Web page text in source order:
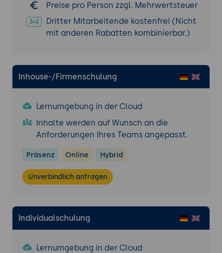
Preise pro Person zzgl. Mehrwertsteuer
Dritter Mitarbeitende kostenfrei (Nicht
mit anderen Rabatten kombinierbar.)
Inhouse-/Firmenschulung
Lernumgebung in der Cloud
Inhalte werden auf Wunsch an die
Anforderungen Ihres Teams angepasst.
Präsenz Online Hybrid
Unverbindlich anfragen
Individualschulung
Lernumgebung in der Cloud